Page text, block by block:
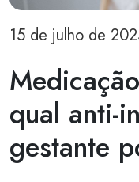
15 de julho de
qual anti-
gestante